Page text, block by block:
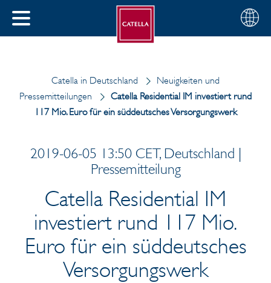
SCHLIESSEN
Wählen
Sie
Deutsch
Catella in Deutschland
Neuigkeiten und
Pressemitteilungen
Catella Residential IM investiert rund
117 Mio. Euro für ein süddeutsches Versorgungswerk
2019-06-05 13:50 CET, Deutschland |
Pressemitteilung
Catella Residential IM
investiert rund 117 Mio.
Euro für ein süddeutsches
Versorgungswerk